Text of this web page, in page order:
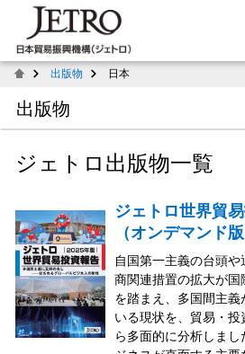
出版物 日本
出版物
ジェトロ出版物一覧
ジェトロ世界貿
（オンデマンド版
自国第一主義の台頭
商関連措置の拡大が
を踏まえ、多国間主
いる現状を、貿易・
ら多面的に分析しま